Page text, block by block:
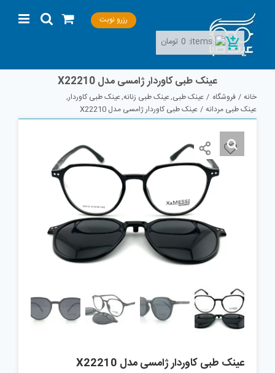
content
رزرو نوبت
عینک طبی کاوردار ژامسی مدل X22210
خانه فروشگاه عینک طبی عینک طبی زنانه عینک طبی کاوردار
عینک طبی مردانه
عینک طبی کاوردار ژامسی مدل X22210
عینک طبی کاوردار ژامسی مدل X22210
items:
0 تومان